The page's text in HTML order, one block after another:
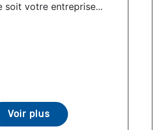
soit votre entreprise...
Voir plus